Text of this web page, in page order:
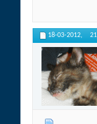
18-03-2012,